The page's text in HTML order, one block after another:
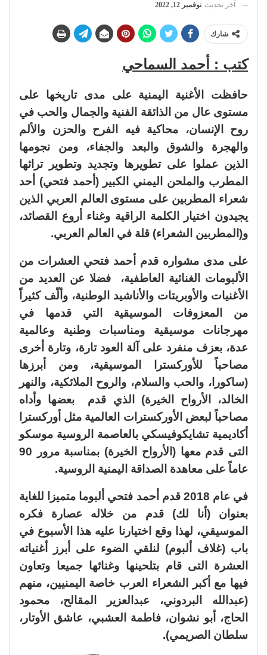
آخر تحديث نوفمبر 12, 2022
شارك
كتب : أحمد السماحي
حافظت الأغنية اليمنية على مدى تاريخها على
مستوى عال من الذائقة الفنية والجمال والحب في
روح الإنسان، محاكية فيه الفرح والحزن والألم
والهجرة والشوق والبعد والجفاء، ومن نجومها
الذين عملوا على تطويرها وتجديد وتطوير تراثها
المطرب والملحن اليمني الكبير (أحمد فتحي) أحد
شعراء المطربين على مستوى العالم العربي الذين
يجيدون اختيار الكلمة الراقية وغناء أروع القصائد،
و(المطربين الشعراء) قلة في العالم العربي.
على مدى مشواره قدم أحمد فتحي العشرات من
الألبومات الغنائية العاطفية، فضلا عن العديد من
الأغنيات والأوبريتات والأناشيد الوطنية، وألّف كثيراً
من المعزوفات الموسيقية التي قدمها في
مهرجانات موسيقية ومناسبات وطنية وعالمية
عدة، بعزف منفرد على آلة العود تارة، وتارة أخرى
مصاحباً للأوركسترا الموسيقية، ومن أبرزها
(ساكورا، والحب والسلام، والروح الملائكية، والنهر
الخالد، الأرواح الخيرة) الذي قدم بعضها وأداه
مصاحباً لبعض الأوركسترات العالمية مثل أوركسترا
أكاديمية تشايكوفيسكي بالعاصمة الروسية موسكو
التى قدم معها (الأرواح الخيرة) بمناسبة مرور 90
عاماً على معاهدة الصداقة اليمنية الروسية.
في عام 2018 قدم أحمد فتحي ألبوما متميزا للغاية
بعنوان (أنا لك) قدم من خلاله عصارة فكره
الموسيقي، لهذا وقع اختيارنا عليه هذا الأسبوع في
باب (غلاف ألبوم) لنلقي الضوء على أبرز أغنياته
العشرة التى قام بتلحينها وغنائها جميعا وتعاون
فيها مع أكبر الشعراء العرب خاصة اليمنيين، منهم
(عبدالله البردوني، عبدالعزير المقالح، محمود
الحاج، أبو نشوان، فاطمة العشبي، عاشق الأوتار،
سلطان الصريمي).